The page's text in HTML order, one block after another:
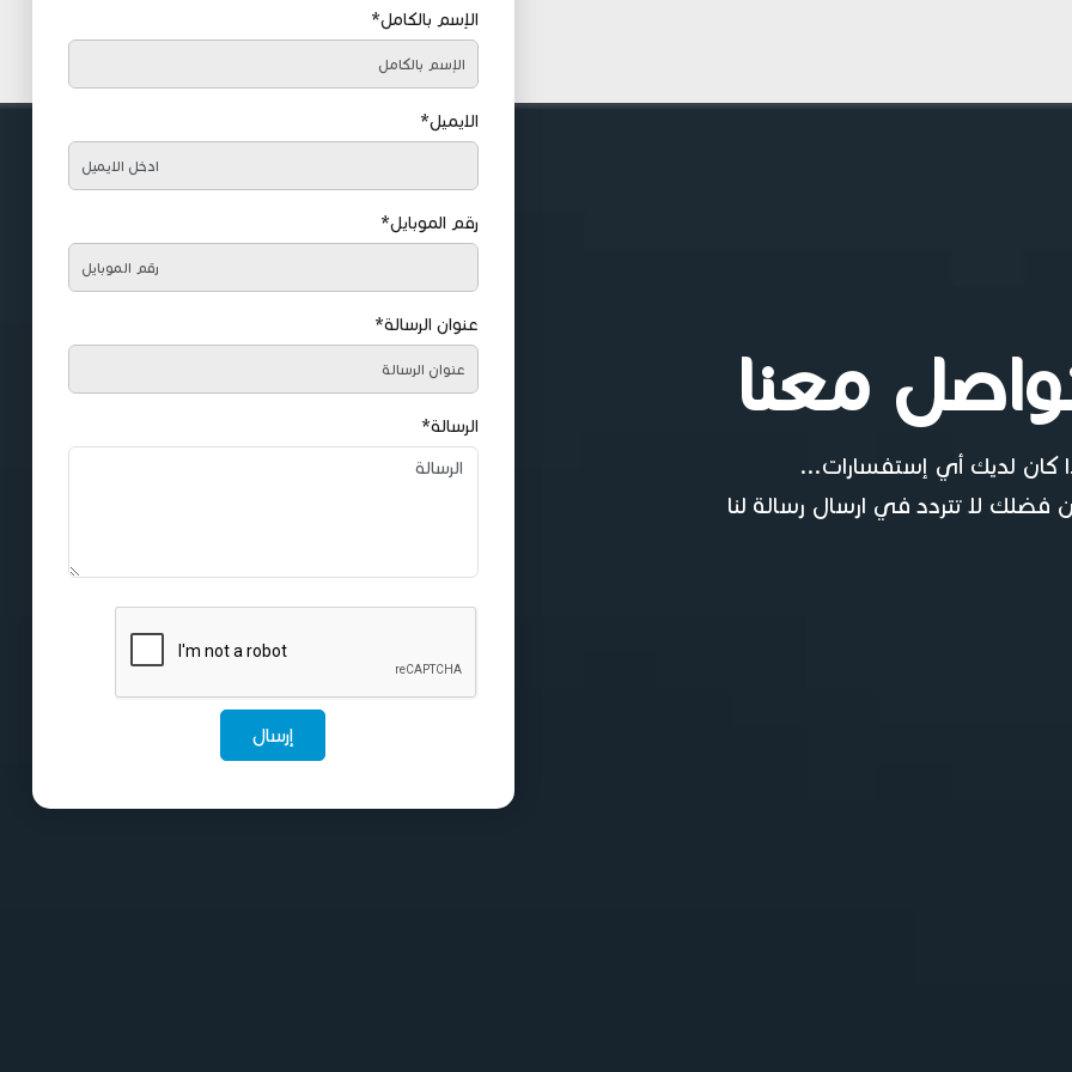
معنا
كان لديك أي إستفسارات...
فضلك لا تتردد في ارسال رسالة لنا
الإسم بالكامل*
الايميل*
رقم الموبايل*
عنوان الرسالة*
الرسالة*
إرسال